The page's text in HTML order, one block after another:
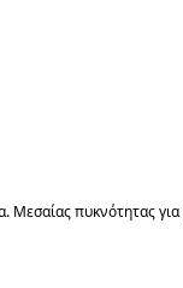
πυκνότητας για